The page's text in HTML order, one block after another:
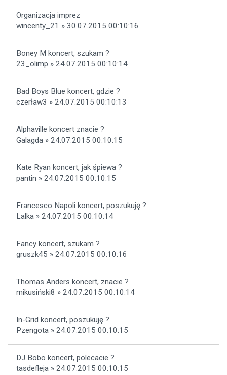
Organizacja imprez
wincenty_21 » 30.07.2015 00:10:16
Boney M koncert, szukam ?
23_olimp » 24.07.2015 00:10:14
Bad Boys Blue koncert, gdzie ?
czerław3 » 24.07.2015 00:10:13
Alphaville koncert znacie ?
Galagda » 24.07.2015 00:10:15
Kate Ryan koncert, jak śpiewa ?
pantin » 24.07.2015 00:10:15
Francesco Napoli koncert, poszukuję ?
Lalka » 24.07.2015 00:10:14
Fancy koncert, szukam ?
gruszk45 » 24.07.2015 00:10:16
Thomas Anders koncert, znacie ?
mikusiński8 » 24.07.2015 00:10:14
In-Grid koncert, poszukuję ?
Pzengota » 24.07.2015 00:10:15
DJ Bobo koncert, polecacie ?
tasdefleja » 24.07.2015 00:10:15